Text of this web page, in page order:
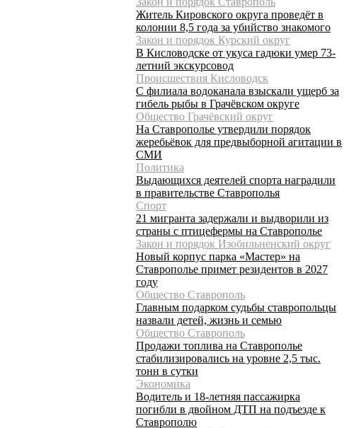
Житель Кировского округа проведёт в
колонии 8,5 года за убийство знакомого
Закон и порядок Курский округ
В Кисловодске от укуса гадюки умер 73-
летний экскурсовод
Происшествия Кисловодск
С филиала водоканала взыскали ущерб за
гибель рыбы в Грачёвском округе
Общество Грачёвский округ
На Ставрополье утвердили порядок
жеребьёвок для предвыборной агитации в
СМИ
Политика
Выдающихся деятелей спорта наградили
в правительстве Ставрополья
Спорт
21 мигранта задержали и выдворили из
страны с птицефермы на Ставрополье
Закон и порядок Изобильненский округ
Новый корпус парка «Мастер» на
Ставрополье примет резидентов в 2027
году
Общество Ставрополь
Главным подарком судьбы ставропольцы
назвали детей, жизнь и семью
Общество Ставрополь
Продажи топлива на Ставрополье
стабилизировались на уровне 2,5 тыс.
тонн в сутки
Экономика
Водитель и 18-летняя пассажирка
погибли в двойном ДТП на подъезде к
Ставрополю